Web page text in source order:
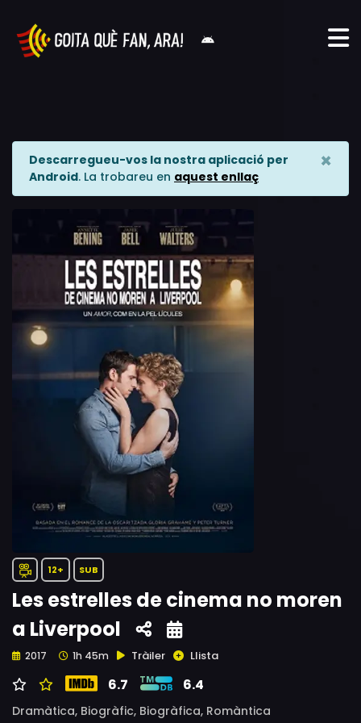
Descarregueu-vos la nostra aplicació per
Android. La trobareu en aquest enllaç
×
12+ SUB
Les estrelles de cinema no moren
a Liverpool
2017 1h 45m Tràiler Llista
6.7 6.4
Dramàtica, Biogràfic, Biogràfica, Romàntica